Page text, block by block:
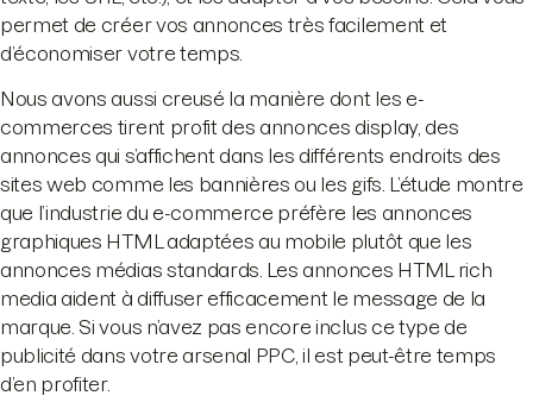
permet de créer vos annonces très facilement et
d’économiser votre temps.
Nous avons aussi creusé la manière dont les e-
commerces tirent profit des annonces display, des
annonces qui s’affichent dans les différents endroits des
sites web comme les bannières ou les gifs. L’étude montre
que l’industrie du e-commerce préfère les annonces
graphiques HTML adaptées au mobile plutôt que les
annonces médias standards. Les annonces HTML rich
media aident à diffuser efficacement le message de la
marque. Si vous n’avez pas encore inclus ce type de
publicité dans votre arsenal PPC, il est peut-être temps
d’en profiter.